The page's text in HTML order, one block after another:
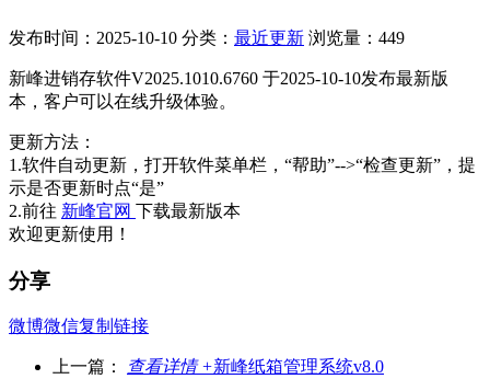
发布时间：2025-10-10 分类： 最近更新 浏览量：449
新峰进销存软件V2025.1010.6760 于2025-10-10发布最新版
本，客户可以在线升级体验。
更新方法：
1.软件自动更新，打开软件菜单栏，“帮助”-->“检查更新”，提
示是否更新时点“是”
2.前往 新峰官网 下载最新版本
欢迎更新使用！
分享
微博微信复制链接
上一篇： 查看详情 +新峰纸箱管理系统v8.0